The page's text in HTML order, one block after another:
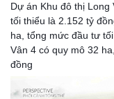
Dự án Khu đô thị
tối thiểu là 2.152 tỷ
ha, tổng mức đầu tư
Vân 4 có quy mô 32
đồng